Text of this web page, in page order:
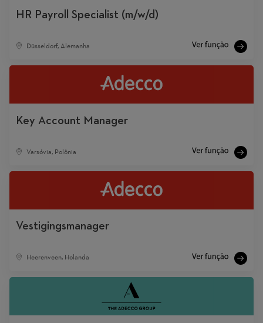
HR Payroll Specialist (m/w/d)
Düsseldorf, Alemanha
Key Account Manager
Varsóvia, Polônia
Vestigingsmanager
Heerenveen, Holanda